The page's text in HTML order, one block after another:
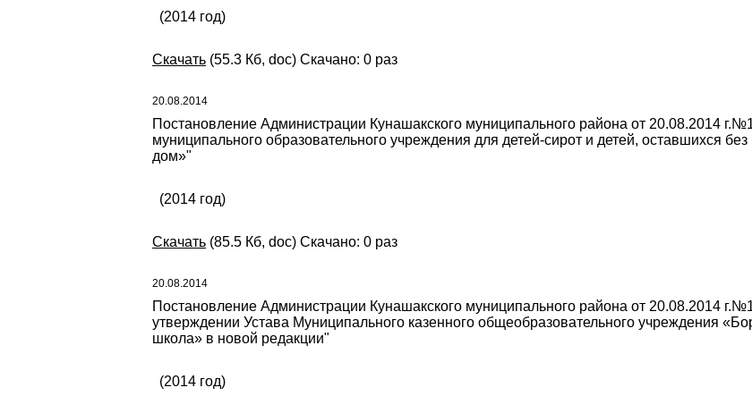
(2014 год)
Скачать (55.3 Кб, doc) Скачано: 0 раз
20.08.2014
Постановление Администрации Кунашакского муниципального района от 20.08.2014
муниципального образовательного учреждения для детей-сирот и детей, оставшихся
дом»"
(2014 год)
Скачать (85.5 Кб, doc) Скачано: 0 раз
20.08.2014
Постановление Администрации Кунашакского муниципального района от 20.08.2014
утверждении Устава Муниципального казенного общеобразовательного учреждения
школа» в новой редакции"
(2014 год)